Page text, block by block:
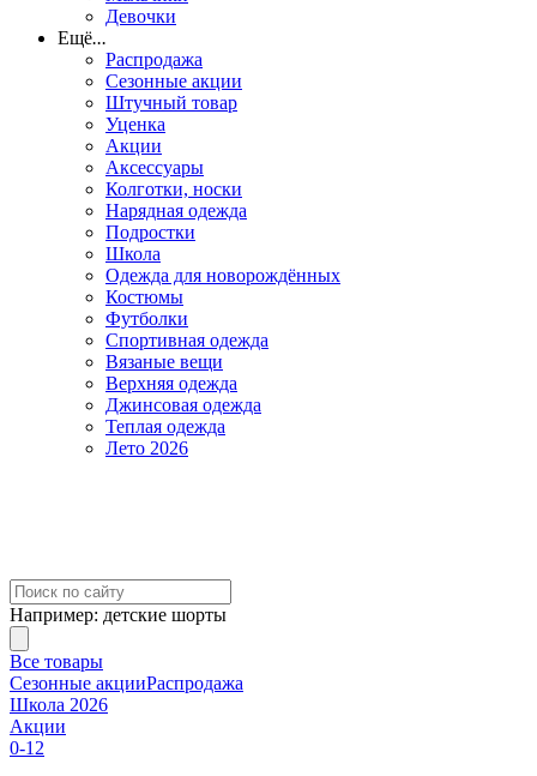
Девочки
Ещё...
Распродажа
Сезонные акции
Штучный товар
Уценка
Акции
Аксессуары
Колготки, носки
Нарядная одежда
Подростки
Школа
Одежда для новорождённых
Костюмы
Футболки
Спортивная одежда
Вязаные вещи
Верхняя одежда
Джинсовая одежда
Теплая одежда
Лето 2026
Например: детские шорты
Все товары
Сезонные акцииРаспродажа
Школа 2026
Акции
0-12